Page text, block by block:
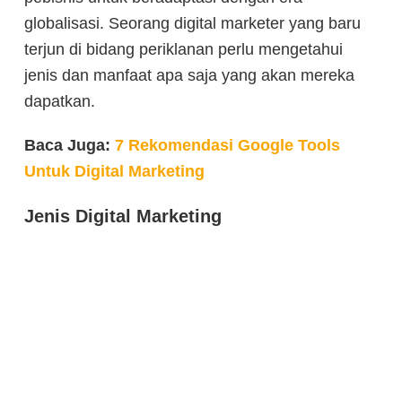
globalisasi. Seorang digital marketer yang baru
terjun di bidang periklanan perlu mengetahui
jenis dan manfaat apa saja yang akan mereka
dapatkan.
Baca Juga: 7 Rekomendasi Google Tools
Untuk Digital Marketing
Jenis Digital Marketing